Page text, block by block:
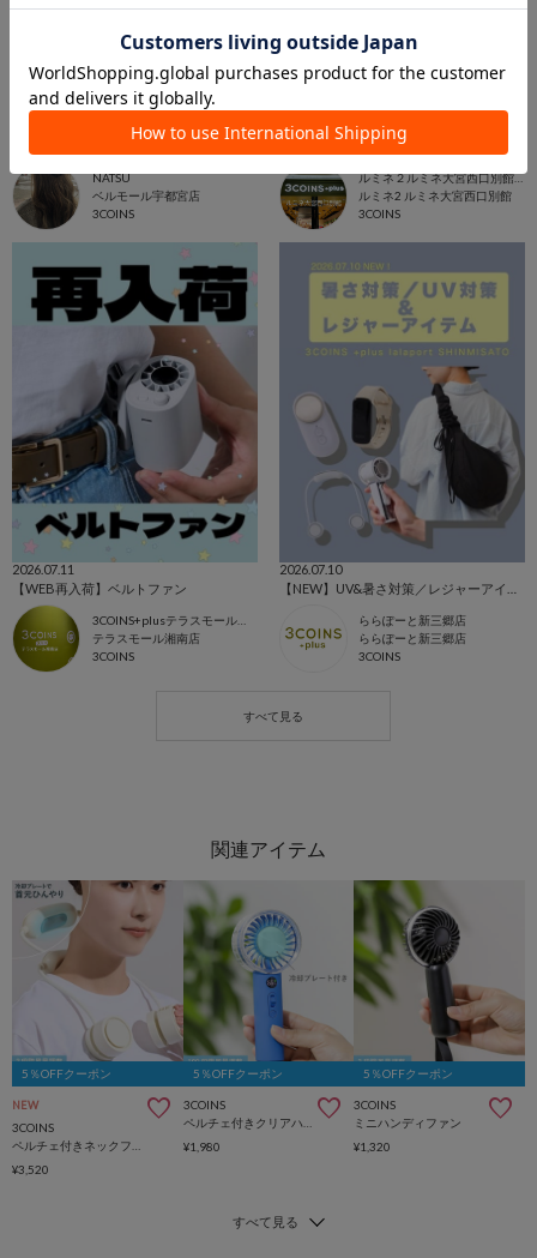
NATSU
ベルモール宇都宮店
3COINS
2026.07.11
ルミネ２ルミネ大宮西口別館店
ルミネ2 ルミネ大宮西口別館
3COINS
2026.07.11
【WEB再入荷】ベルトファン
3COINS+plusテラスモール湘南店
テラスモール湘南店
3COINS
2026.07.10
ららぽーと新三郷店
ららぽーと新三郷店
3COINS
5％OFFクーポン
NEW
3COINS
¥3,520
5％OFFクーポン
3COINS
¥1,980
5％OFFクーポン
3COINS
ミニハンディファン
¥1,320